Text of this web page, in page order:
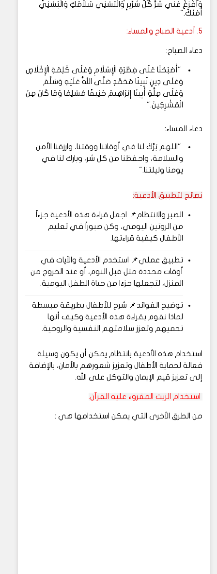
وَأَفْزِعْ عَني شَرَّ كُلِّ شَرِّيرٍ وَالْبَسْنِي سَلاَمَكِ وَالْبَسْنِي
أَمْنَكَ."
5. أدعية الصباح والمساء:
دعاء الصباح:
"أَصْبَحْنَا عَلَى فِطْرَةِ الْإِسْلَامِ وَعَلَى كَلِمَةِ الْإِخْلَاصِ
وَعَلَى دِينِ نَبِينَا مُحَمَّدٍ صَلَّى اللَّهُ عَلَيْهِ وَسَلَّمَ
وَعَلَى مِلَّةِ أَبِينَا إِبْرَاهِيمَ حَنِيفًا مُسْلِمًا وَمَا كَانَ مِنَ
الْمُشْرِكِينَ."
دعاء المساء:
"اللهم بَرِّكْ لنا في أوقاتنا ووقتنا، وارزقنا الأمن
والسلامة، واحفظنا من كل شر، وبارك لنا في
يومنا وليلتنا."
نصائح لتطبيق الأدعية:
الصبر والانتظام 📌
اجعل قراءة هذه الأدعية جزءاً
من الروتين اليومي، وكن صبوراً في تعليم
الأطفال كيفية قراءتها.
تطبيق عملي📌
استخدم الأدعية والآيات في
أوقات محددة مثل قبل النوم، أو عند الخروج من
المنزل، لتجعلها جزءًا من حياة الطفل اليومية.
توضيح الفوائد📌 شرح للأطفال بطريقة مبسطة
لماذا نقوم بقراءة هذه الأدعية وكيف أنها
تحميهم وتعزز سلامتهم النفسية والروحية.
استخدام هذه الأدعية بانتظام يمكن أن يكون وسيلة
فعالة لحماية الأطفال وتعزيز شعورهم بالأمان، بالإضافة
إلى تعزيز قيم الإيمان والتوكل على الله.
استخدام الزيت المقروء عليه القرآن.
من الطرق الأخرى التي يمكن استخدامها هي :